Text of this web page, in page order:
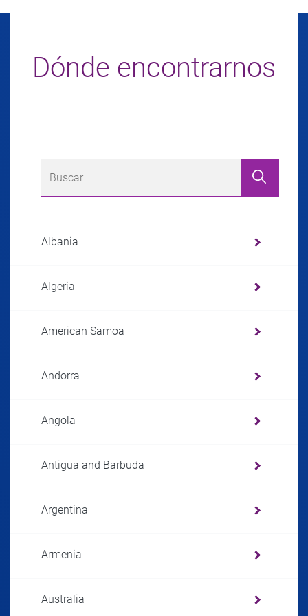
Dónde encontrarnos
Albania
Algeria
American Samoa
Andorra
Angola
Antigua and Barbuda
Argentina
Armenia
Australia